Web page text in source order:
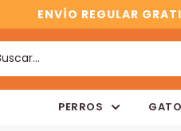
ENVÍO REGULAR
PERROS